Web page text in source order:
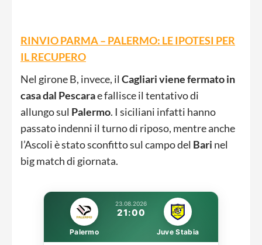
RINVIO PARMA – PALERMO: LE IPOTESI PER
IL RECUPERO
Nel girone B, invece, il Cagliari viene fermato in
casa dal Pescarae fallisce il tentativo di
allungo sul Palermo. I siciliani infatti hanno
passato indenni il turno di riposo, mentre anche
l’Ascoli è stato sconfitto sul campo del Bari nel
big match di giornata.
23.08.2026
21:00
Palermo Juve Stabia